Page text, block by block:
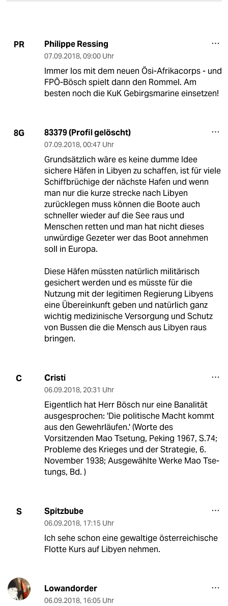
PR Philippe Ressing
07.09.2018, 09:00 Uhr
Immer los mit dem neuen Ösi-Afrikacorps - und
FPÖ-Bösch spielt dann den Rommel. Am
besten noch die KuK Gebirgsmarine einsetzen!
8G 83379 (Profil gelöscht)
07.09.2018, 00:47 Uhr
Grundsätzlich wäre es keine dumme Idee
sichere Häfen in Libyen zu schaffen, ist für viele
Schiffbrüchige der nächste Hafen und wenn
man nur die kurze strecke nach Libyen
zurücklegen muss können die Boote auch
schneller wieder auf die See raus und
Menschen retten und man hat nicht dieses
unwürdige Gezeter wer das Boot annehmen
soll in Europa.
Diese Häfen müssten natürlich militärisch
gesichert werden und es müsste für die
Nutzung mit der legitimen Regierung Libyens
eine Übereinkunft geben und natürlich ganz
wichtig medizinische Versorgung und Schutz
von Bussen die die Mensch aus Libyen raus
bringen.
C Cristi
06.09.2018, 20:31 Uhr
Eigentlich hat Herr Bösch nur eine Banalität
ausgesprochen: 'Die politische Macht kommt
aus den Gewehrläufen.' (Worte des
Vorsitzenden Mao Tsetung, Peking 1967, S.74;
Probleme des Krieges und der Strategie, 6.
November 1938; Ausgewählte Werke Mao Tse-
tungs, Bd. )
S Spitzbube
06.09.2018, 17:15 Uhr
Ich sehe schon eine gewaltige österreichische
Flotte Kurs auf Libyen nehmen.
Lowandorder
06.09.2018, 16:05 Uhr